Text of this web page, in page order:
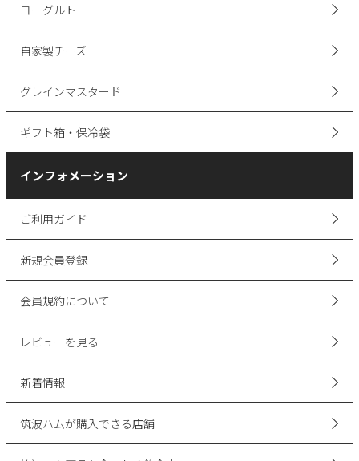
ヨーグルト
自家製チーズ
グレインマスタード
ギフト箱・保冷袋
インフォメーション
ご利用ガイド
新規会員登録
会員規約について
レビューを見る
新着情報
筑波ハムが購入できる店舗